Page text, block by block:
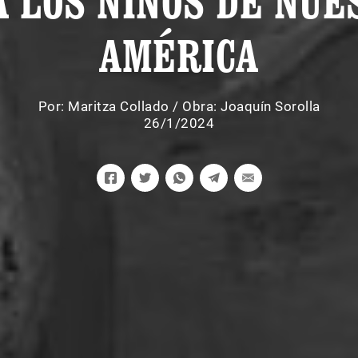
AMÉRICA
Por: Maritza Collado / Obra: Joaquín Sorolla
26/1/2024